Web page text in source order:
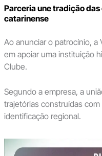
Parceria une tradição
catarinense
Ao anunciar o patrocínio,
em apoiar uma instituição
Clube.
Segundo a empresa, a
trajetórias construídas
identificação regional.